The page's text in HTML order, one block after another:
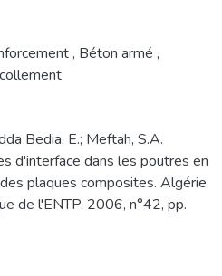
, Béton armé ,
Bedia, E.; Meftah, S.A.
d'interface dans les poutres en
plaques composites. Algérie
de l'ENTP. 2006, n°42, pp.